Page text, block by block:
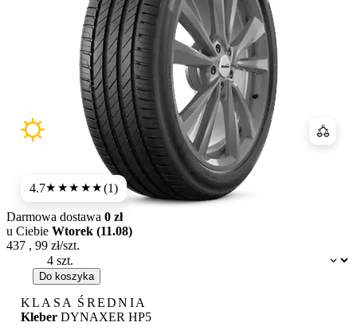
4.7★★★★★(1)
Dostępność:
Darmowa dostawa 0 zł
u Ciebie Wtorek (11.08)
437 , 99 zł/szt.
Do koszyka
KLASA ŚREDNIA
Kleber DYNAXER HP5